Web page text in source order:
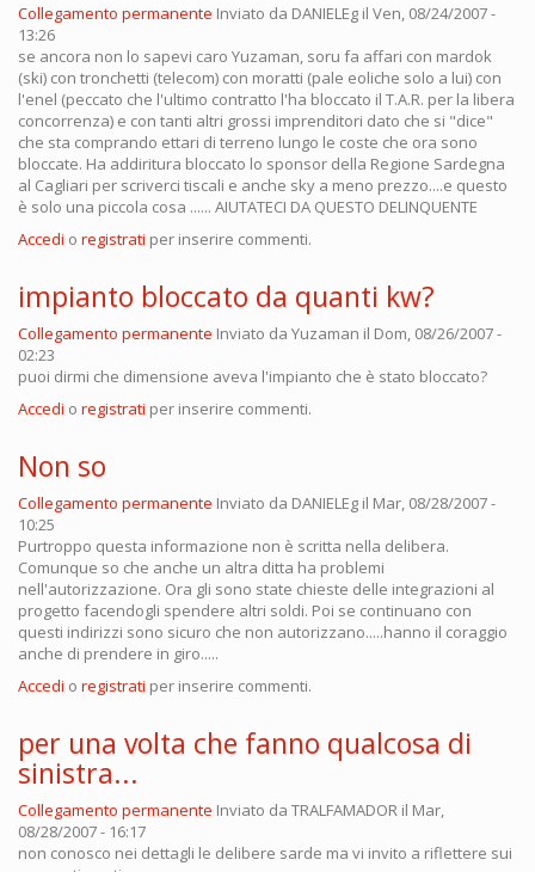
Collegamento permanente Inviato da DANIELEg il Ven, 08/24/2007 -
13:26
se ancora non lo sapevi caro Yuzaman, soru fa affari con mardok
(ski) con tronchetti (telecom) con moratti (pale eoliche solo a lui) con
l'enel (peccato che l'ultimo contratto l'ha bloccato il T.A.R. per la libera
concorrenza) e con tanti altri grossi imprenditori dato che si "dice"
che sta comprando ettari di terreno lungo le coste che ora sono
bloccate. Ha addiritura bloccato lo sponsor della Regione Sardegna
al Cagliari per scriverci tiscali e anche sky a meno prezzo....e questo
è solo una piccola cosa ...... AIUTATECI DA QUESTO DELINQUENTE
Accedi o registrati per inserire commenti.
impianto bloccato da quanti kw?
Collegamento permanente Inviato da Yuzaman il Dom, 08/26/2007 -
02:23
puoi dirmi che dimensione aveva l'impianto che è stato bloccato?
Accedi o registrati per inserire commenti.
Non so
Collegamento permanente Inviato da DANIELEg il Mar, 08/28/2007 -
10:25
Purtroppo questa informazione non è scritta nella delibera.
Comunque so che anche un altra ditta ha problemi
nell'autorizzazione. Ora gli sono state chieste delle integrazioni al
progetto facendogli spendere altri soldi. Poi se continuano con
questi indirizzi sono sicuro che non autorizzano.....hanno il coraggio
anche di prendere in giro.....
Accedi o registrati per inserire commenti.
per una volta che fanno qualcosa di
sinistra...
Collegamento permanente Inviato da TRALFAMADOR il Mar,
08/28/2007 - 16:17
non conosco nei dettagli le delibere sarde ma vi invito a riflettere sui